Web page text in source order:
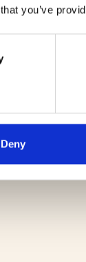
you’ve
Deny
Plan je
Bekijk